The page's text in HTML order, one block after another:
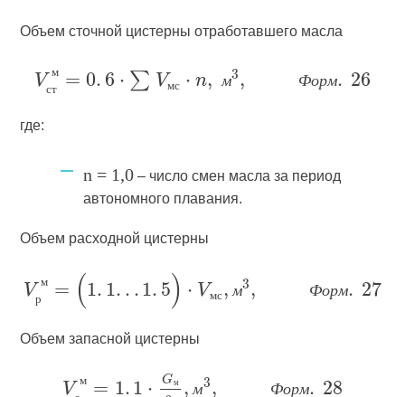
Объем сточной цистерны отработавшего масла
м Ф о рм
где:
n = 1,0 – число смен масла за период
автономного плавания.
Объем расходной цистерны
м
м Ф о рм
Объем запасной цистерны
м Ф о рм